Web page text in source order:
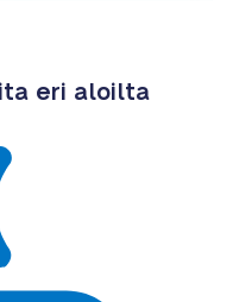
eri aloilta